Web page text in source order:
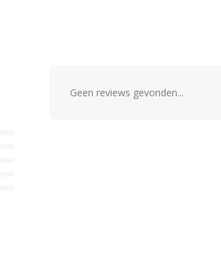
Geen reviews gevonden...